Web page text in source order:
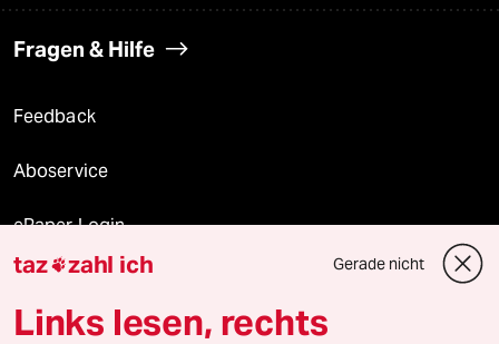
Fragen & Hilfe
Feedback
Aboservice
ePaper Login
Downloads für Abonnierende
taz zahl ich Gerade nicht
Links lesen, rechts